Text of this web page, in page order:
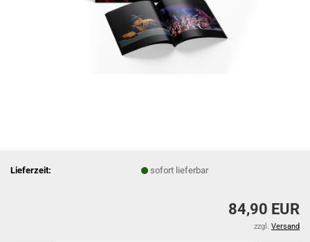
Lieferzeit: sofort lieferbar
84,90 EUR
zzgl. Versand